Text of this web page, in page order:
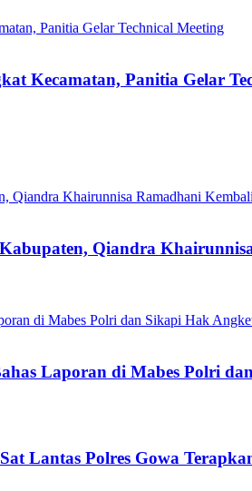
Kecamatan, Panitia Gelar
Qiandra
Laporan di Mabes Polri
Lantas Polres Gowa